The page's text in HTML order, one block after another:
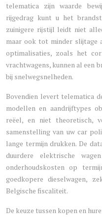
telematica zijn waarde
rijgedrag kunt u het
zuinigere rijstijl leidt niet
maar ook tot minder slijtage
optimalisaties, zoals het
vrachtwagens, kunnen al een
bij snelwegsnelheden.
Bovendien levert telematica
modellen en aandrijftypes
reëel, en niet theoretisch,
samenstelling van uw car
lange termijn drukken. De
duurdere elektrische
onderhoudskosten op
goedkopere dieselwagen,
Belgische fiscaliteit.
De keuze tussen kopen en